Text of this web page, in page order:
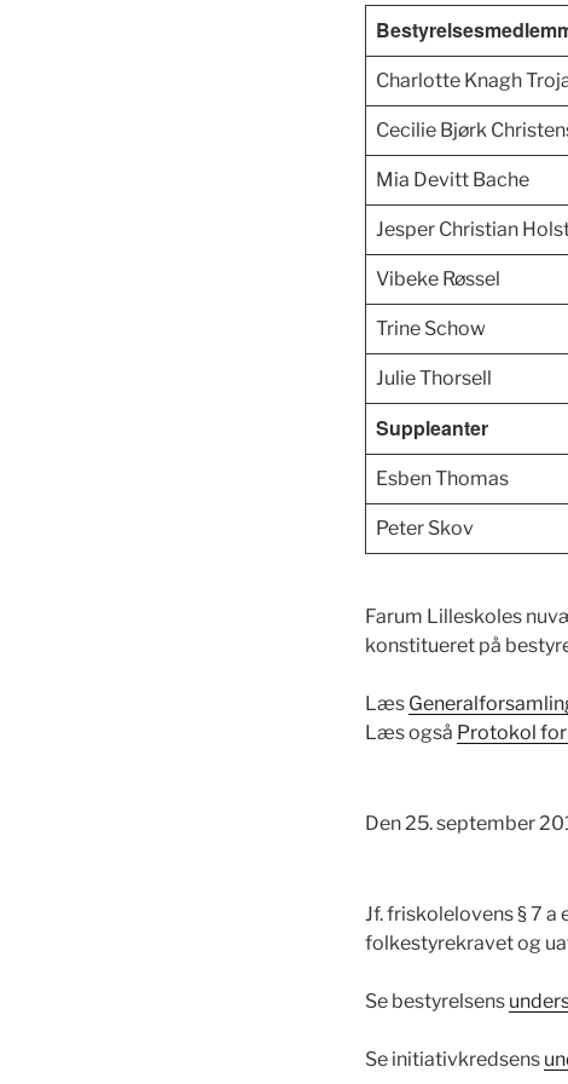
Charlotte Knagh
Cecilie Bjørk
Mia Devitt Bache
Jesper Christian
Vibeke Røssel
Trine Schow
Julie Thorsell
Suppleanter
Esben Thomas
Peter Skov
Farum Lilleskoles
konstitueret på
Læs
Læs også Protokol
Den 25. september
Jf. friskolelovens § 7
folkestyrekravet og
Se bestyrelsens
Se initiativkredsens